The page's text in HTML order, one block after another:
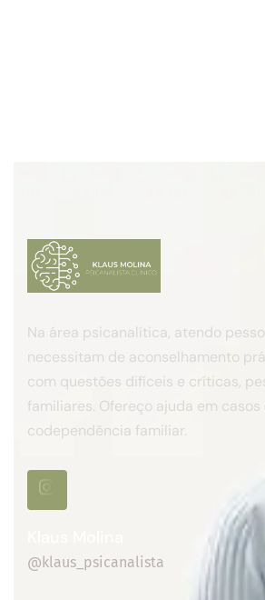
Na área psicanalítica, atendo
necessitam de aconselhamento
com questões difíceis e críticas,
familiares. Ofereço ajuda em
codependência familiar.
@klaus_psicanalista